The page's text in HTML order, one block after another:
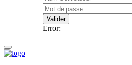
Valider
Error: